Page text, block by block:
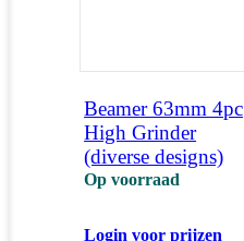
Beamer 63mm 4pc
High Grinder
(diverse designs)
Op voorraad
Login voor prijzen